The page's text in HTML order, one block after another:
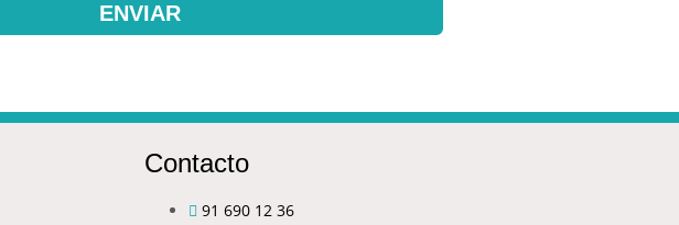
ENVIAR
Contacto
91 690 12 36